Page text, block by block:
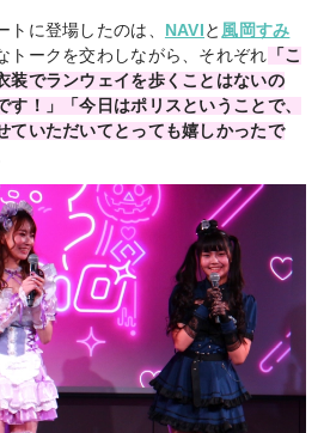
トに登場したのは、 NAVI と 風岡すみ
トークを交わしながら、それぞれ 「こ
装でランウェイを歩くことはないの
す！」「今日はポリスということで、
ていただいてとっても嬉しかったで